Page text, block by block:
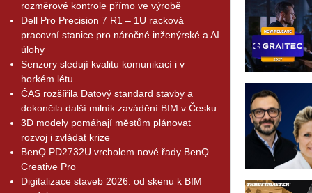
rozměrové kontrole přímo ve výrobě
Dell Pro Precision 7 R1 – 1U racková
pracovní stanice pro náročné inženýrské a AI
úlohy
Senzory sledují kvalitu komunikací i v
horkém létu
ČAS rozšířila Datový standard stavby a
dokončila další milník zavádění BIM v Česku
3D modely pomáhají městům plánovat
rozvoj i zvládat krize
BenQ PD2732U vrcholem nové řady BenQ
Creative Pro
Digitalizace staveb 2026: od skenu k BIM